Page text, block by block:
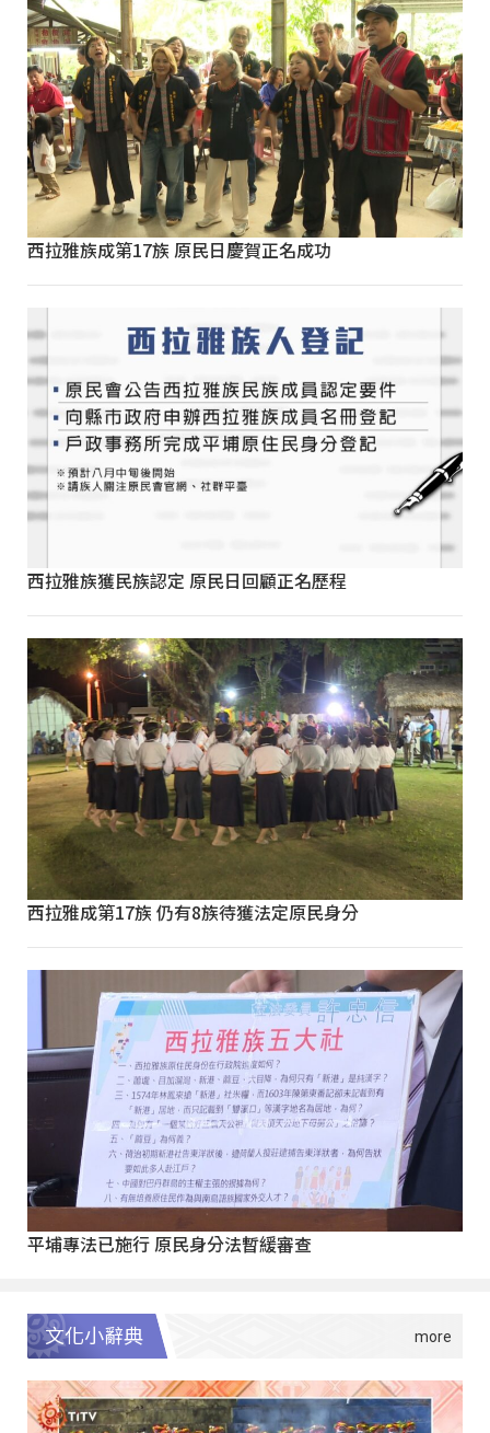
西拉雅族成第17族 原民日慶賀正名成功
西拉雅族獲民族認定 原民日回顧正名歷程
西拉雅成第17族 仍有8族待獲法定原民身分
平埔專法已施行 原民身分法暫緩審查
文化小辭典